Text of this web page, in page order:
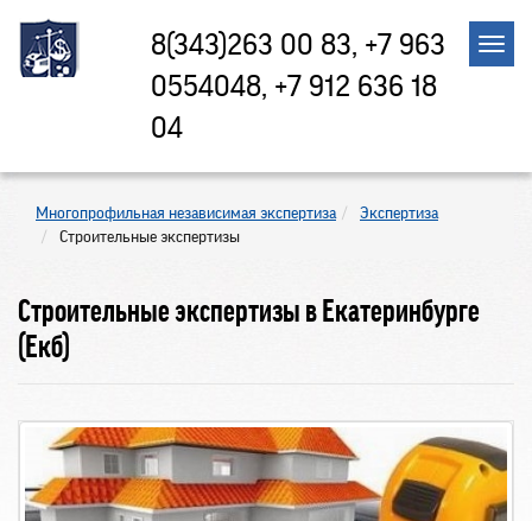
8(343)263 00 83, +7 963
0554048, +7 912 636 18
04
Многопрофильная независимая экспертиза
Экспертиза
Строительные экспертизы
Строительные экспертизы в Екатеринбурге
(Екб)